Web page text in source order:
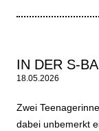
IN DER S-
18.05.2026
Zwei
dabei unbemerkt